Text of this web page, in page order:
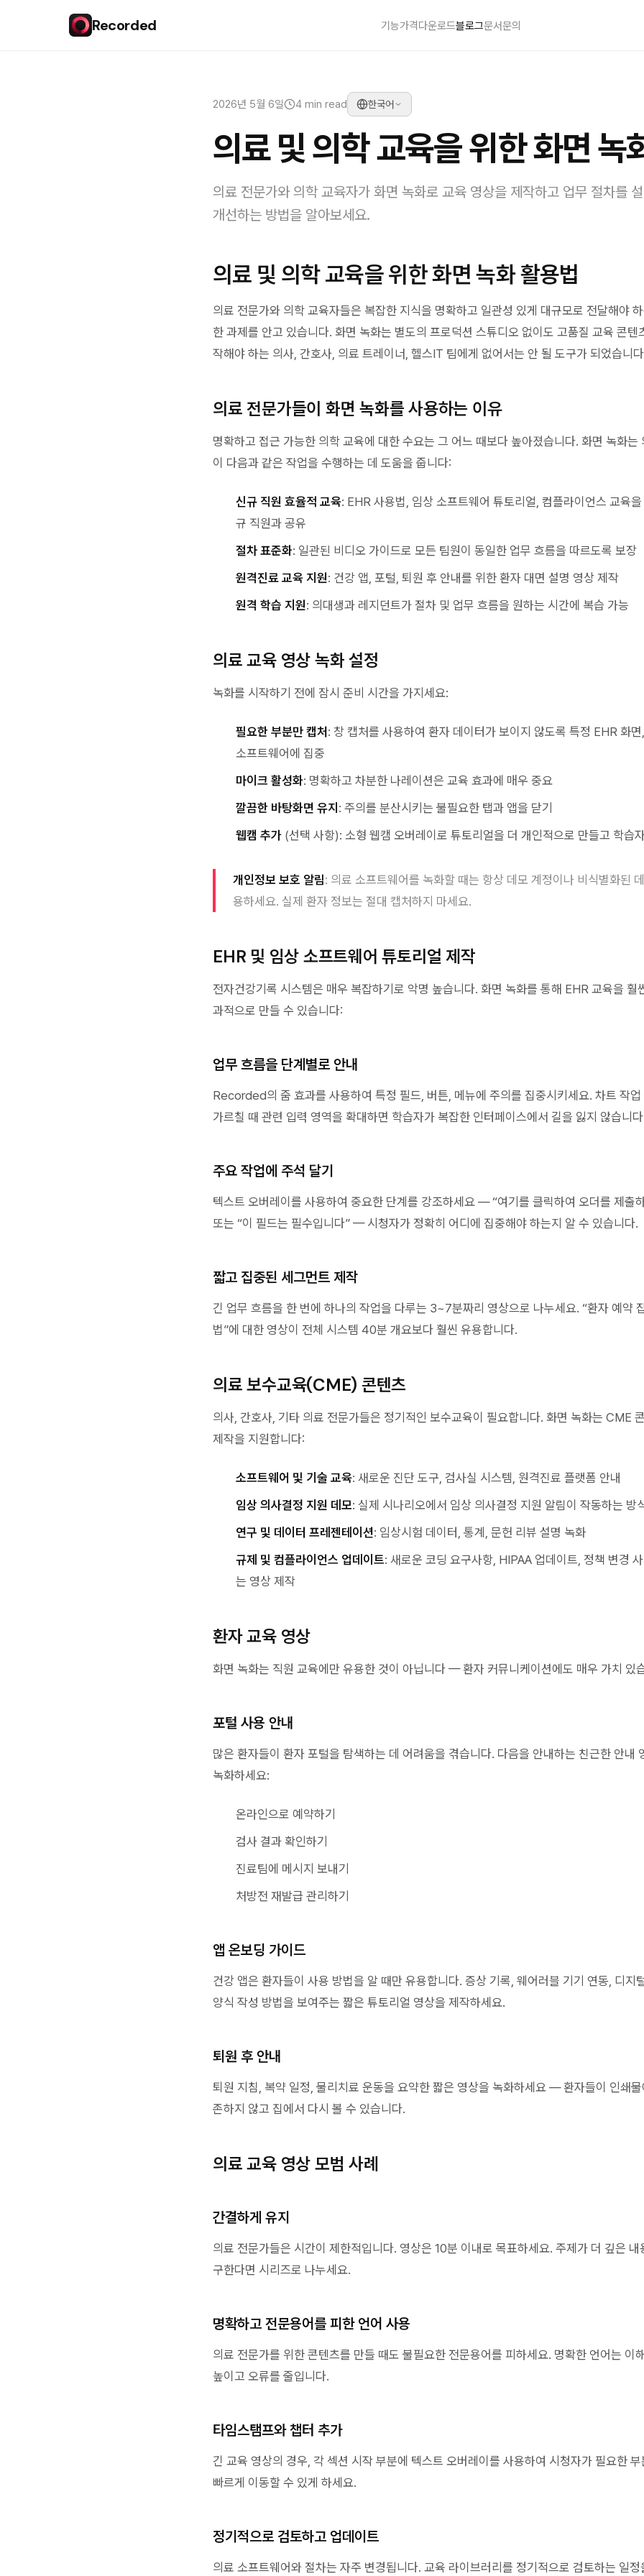
Recorded 기능가격다운로드블로그문서문의
2026년 5월 6일 4 min read 한국어
의료 및 의학 교육을 위한 화면 녹
의료 전문가와 의학 교육자가 화면 녹화로 교육 영상을 제작하고 업무 절차를
개선하는 방법을 알아보세요.
의료 및 의학 교육을 위한 화면 녹화 활용법
의료 전문가와 의학 교육자들은 복잡한 지식을 명확하고 일관성 있게 대규모로 전달해야
한 과제를 안고 있습니다. 화면 녹화는 별도의 프로덕션 스튜디오 없이도 고품질 교육 콘텐
작해야 하는 의사, 간호사, 의료 트레이너, 헬스IT 팀에게 없어서는 안 될 도구가 되었습니
의료 전문가들이 화면 녹화를 사용하는 이유
명확하고 접근 가능한 의학 교육에 대한 수요는 그 어느 때보다 높아졌습니다. 화면 녹화는
이 다음과 같은 작업을 수행하는 데 도움을 줍니다:
신규 직원 효율적 교육: EHR 사용법, 임상 소프트웨어 튜토리얼, 컴플라이언스 교육
규 직원과 공유
절차 표준화: 일관된 비디오 가이드로 모든 팀원이 동일한 업무 흐름을 따르도록 보장
원격진료 교육 지원: 건강 앱, 포털, 퇴원 후 안내를 위한 환자 대면 설명 영상 제작
원격 학습 지원: 의대생과 레지던트가 절차 및 업무 흐름을 원하는 시간에 복습 가능
의료 교육 영상 녹화 설정
녹화를 시작하기 전에 잠시 준비 시간을 가지세요:
필요한 부분만 캡처 : 창 캡처를 사용하여 환자 데이터가 보이지 않도록 특정 EHR 화
소프트웨어에 집중
마이크 활성화: 명확하고 차분한 나레이션은 교육 효과에 매우 중요
깔끔한 바탕화면 유지 : 주의를 분산시키는 불필요한 탭과 앱을 닫기
웹캠 추가 (선택 사항): 소형 웹캠 오버레이로 튜토리얼을 더 개인적으로 만들고 학습
개인정보 보호 알림: 의료 소프트웨어를 녹화할 때는 항상 데모 계정이나 비식별화된
용하세요. 실제 환자 정보는 절대 캡처하지 마세요.
EHR 및 임상 소프트웨어 튜토리얼 제작
전자건강기록 시스템은 매우 복잡하기로 악명 높습니다. 화면 녹화를 통해 EHR 교육을 훨
과적으로 만들 수 있습니다:
업무 흐름을 단계별로 안내
Recorded의 줌 효과를 사용하여 특정 필드, 버튼, 메뉴에 주의를 집중시키세요. 차트 작업
가르칠 때 관련 입력 영역을 확대하면 학습자가 복잡한 인터페이스에서 길을 잃지 않습니
주요 작업에 주석 달기
텍스트 오버레이를 사용하여 중요한 단계를 강조하세요 — “여기를 클릭하여 오더를 제출
또는 “이 필드는 필수입니다” — 시청자가 정확히 어디에 집중해야 하는지 알 수 있습니다.
짧고 집중된 세그먼트 제작
긴 업무 흐름을 한 번에 하나의 작업을 다루는 3~7분짜리 영상으로 나누세요. “환자 예약
법”에 대한 영상이 전체 시스템 40분 개요보다 훨씬 유용합니다.
의료 보수교육(CME) 콘텐츠
의사, 간호사, 기타 의료 전문가들은 정기적인 보수교육이 필요합니다. 화면 녹화는 CME
제작을 지원합니다:
소프트웨어 및 기술 교육: 새로운 진단 도구, 검사실 시스템, 원격진료 플랫폼 안내
임상 의사결정 지원 데모: 실제 시나리오에서 임상 의사결정 지원 알림이 작동하는 방
연구 및 데이터 프레젠테이션: 임상시험 데이터, 통계, 문헌 리뷰 설명 녹화
규제 및 컴플라이언스 업데이트: 새로운 코딩 요구사항, HIPAA 업데이트, 정책 변경
는 영상 제작
환자 교육 영상
화면 녹화는 직원 교육에만 유용한 것이 아닙니다 — 환자 커뮤니케이션에도 매우 가치 있
포털 사용 안내
많은 환자들이 환자 포털을 탐색하는 데 어려움을 겪습니다. 다음을 안내하는 친근한 안내
녹화하세요:
온라인으로 예약하기
검사 결과 확인하기
진료팀에 메시지 보내기
처방전 재발급 관리하기
앱 온보딩 가이드
건강 앱은 환자들이 사용 방법을 알 때만 유용합니다. 증상 기록, 웨어러블 기기 연동, 디지
양식 작성 방법을 보여주는 짧은 튜토리얼 영상을 제작하세요.
퇴원 후 안내
퇴원 지침, 복약 일정, 물리치료 운동을 요약한 짧은 영상을 녹화하세요 — 환자들이 인쇄물
존하지 않고 집에서 다시 볼 수 있습니다.
의료 교육 영상 모범 사례
간결하게 유지
의료 전문가들은 시간이 제한적입니다. 영상은 10분 이내로 목표하세요. 주제가 더 깊은 내
구한다면 시리즈로 나누세요.
명확하고 전문용어를 피한 언어 사용
의료 전문가를 위한 콘텐츠를 만들 때도 불필요한 전문용어를 피하세요. 명확한 언어는 이
높이고 오류를 줄입니다.
타임스탬프와 챕터 추가
긴 교육 영상의 경우, 각 섹션 시작 부분에 텍스트 오버레이를 사용하여 시청자가 필요한 부
빠르게 이동할 수 있게 하세요.
정기적으로 검토하고 업데이트
의료 소프트웨어와 절차는 자주 변경됩니다. 교육 라이브러리를 정기적으로 검토하는 일정